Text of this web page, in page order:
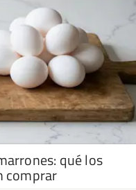
qué los
comprar